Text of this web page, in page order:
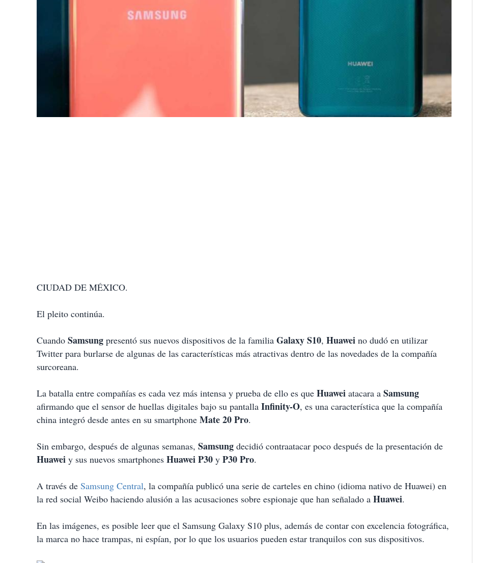
CIUDAD DE MÉXICO.
El pleito continúa.
Cuando Samsung presentó sus nuevos dispositivos de la familia Galaxy S10, Huawei no dudó en utilizar
Twitter para burlarse de algunas de las características más atractivas dentro de las novedades de la compañía
surcoreana.
La batalla entre compañías es cada vez más intensa y prueba de ello es que Huawei atacara a Samsung
afirmando que el sensor de huellas digitales bajo su pantalla Infinity-O, es una característica que la compañía
china integró desde antes en su smartphone Mate 20 Pro.
Sin embargo, después de algunas semanas, Samsung decidió contraatacar poco después de la presentación de
Huawei y sus nuevos smartphones Huawei P30 y P30 Pro.
A través de Samsung Central, la compañía publicó una serie de carteles en chino (idioma nativo de Huawei) en
la red social Weibo haciendo alusión a las acusaciones sobre espionaje que han señalado a Huawei.
En las imágenes, es posible leer que el Samsung Galaxy S10 plus, además de contar con excelencia fotográfica,
la marca no hace trampas, ni espían, por lo que los usuarios pueden estar tranquilos con sus dispositivos.